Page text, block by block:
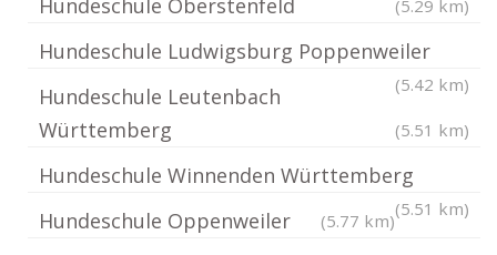
Hundeschule Oberstenfeld (5.29 km)
Hundeschule Ludwigsburg Poppenweiler
(5.42 km)
Hundeschule Leutenbach
Württemberg
(5.51 km)
Hundeschule Winnenden Württemberg
(5.51 km)
Hundeschule Oppenweiler (5.77 km)